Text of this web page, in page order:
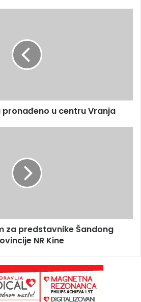
pronađeno u centru Vranja
za predstavnike Šandong
NR Kine